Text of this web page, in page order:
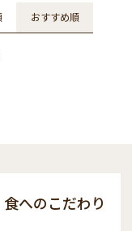
おすすめ順
食へのこだわり